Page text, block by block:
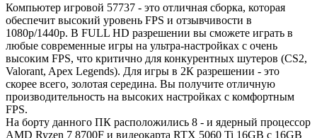
Компьютер игровой 57737 - это отличная сборка, которая
обеспечит высокий уровень FPS и отзывчивости в
1080р/1440р. В FULL HD разрешении вы сможете играть в
любые современные игры на ультра-настройках с очень
высоким FPS, что критично для конкурентных шутеров (CS2,
Valorant, Apex Legends). Для игры в 2К разрешении - это
скорее всего, золотая середина. Вы получите отличную
производительность на высоких настройках с комфортным
FPS.
На борту данного ПК расположились 8 - и ядерный процессор
AMD Ryzen 7 8700F и видеокарта RTX 5060 Ti 16GB с 16GB